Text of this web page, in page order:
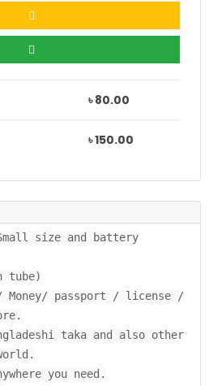
৳ 80.00
৳ 150.00
size and battery
tube)
Money/ passport / license /
taka and also other
you need.